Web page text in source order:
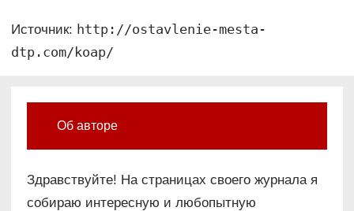
Источник: http://ostavlenie-mesta-
dtp.com/koap/
Об авторе
Здравствуйте! На страницах своего журнала я
собираю интересную и любопытную